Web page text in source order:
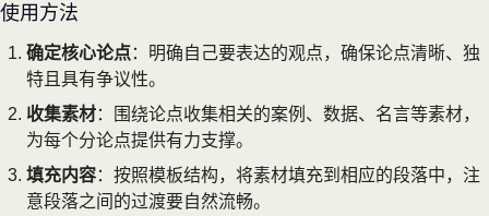
使用方法
确定核心论点：明确自己要表达的观点，确保论点清晰、独
特且具有争议性。
收集素材：围绕论点收集相关的案例、数据、名言等素材，
为每个分论点提供有力支撑。
填充内容：按照模板结构，将素材填充到相应的段落中，注
意段落之间的过渡要自然流畅。